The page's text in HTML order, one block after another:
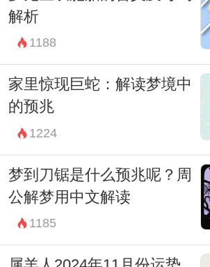
解析
1188
家里惊现巨蛇：解读梦境中
的预兆
1224
梦到刀锯是什么预兆呢？周
公解梦用中文解读
1185